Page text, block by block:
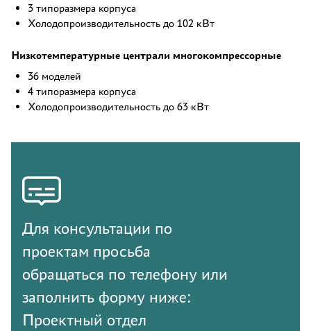
3 типоразмера корпуса
Холодопроизводительность до 102 кВт
Низкотемпературные централи многокомпрессорные
36 моделей
4 типоразмера корпуса
Холодопроизводительность до 63 кВт
Для консультации по
проектам просьба
обращаться по телефону или
заполнить форму ниже:
Проектный отдел